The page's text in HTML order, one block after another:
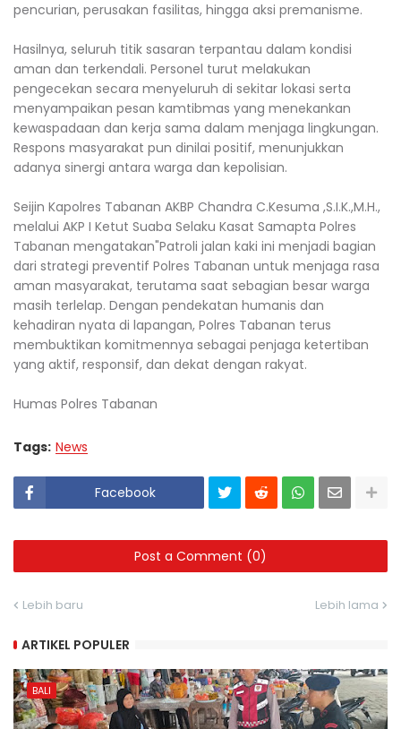
pencurian, perusakan fasilitas, hingga aksi premanisme.
Hasilnya, seluruh titik sasaran terpantau dalam kondisi
aman dan terkendali. Personel turut melakukan
pengecekan secara menyeluruh di sekitar lokasi serta
menyampaikan pesan kamtibmas yang menekankan
kewaspadaan dan kerja sama dalam menjaga lingkungan.
Respons masyarakat pun dinilai positif, menunjukkan
adanya sinergi antara warga dan kepolisian.
Seijin Kapolres Tabanan AKBP Chandra C.Kesuma ,S.I.K.,M.H.,
melalui AKP I Ketut Suaba Selaku Kasat Samapta Polres
Tabanan mengatakan"Patroli jalan kaki ini menjadi bagian
dari strategi preventif Polres Tabanan untuk menjaga rasa
aman masyarakat, terutama saat sebagian besar warga
masih terlelap. Dengan pendekatan humanis dan
kehadiran nyata di lapangan, Polres Tabanan terus
membuktikan komitmennya sebagai penjaga ketertiban
yang aktif, responsif, dan dekat dengan rakyat.
Humas Polres Tabanan
Tags: News
Facebook
Post a Comment (0)
Lebih baru Lebih lama
ARTIKEL POPULER
BALI